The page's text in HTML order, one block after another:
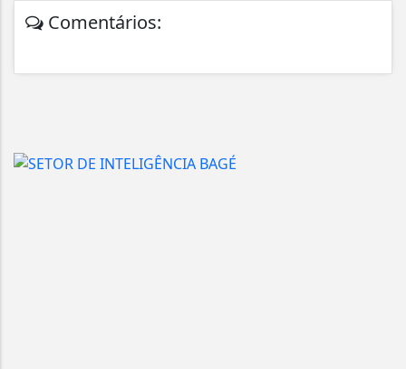
Comentários: